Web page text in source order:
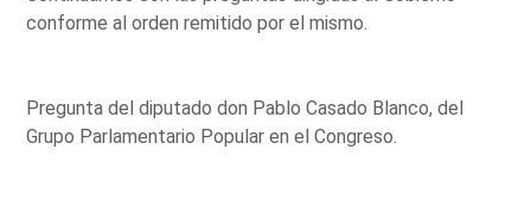
conforme al orden remitido por el mismo.
Pregunta del diputado don Pablo Casado Blanco, del
Grupo Parlamentario Popular en el Congreso.